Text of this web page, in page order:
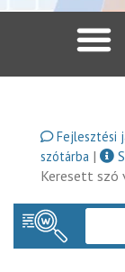
Fejlesztési
szótárba |
Keresett szó